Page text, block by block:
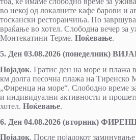
во некој од локалните кафе барови и
тоскански ресторанчиња. По
враќање во хотел. Слободна вечер за
Монтекатини Терме. Ноќевање.
5. Ден 03.08.2026 (понеделник)
Појадок. Гратис ден на море и плажа
км долга песочна плажа на Тиренско
„Фиренца на море“. Слободно време
и индивидуални активности и
хотел. Ноќевање.
6. Ден 04.08.2026 (вторник)
Појадок. После појадокот заминување